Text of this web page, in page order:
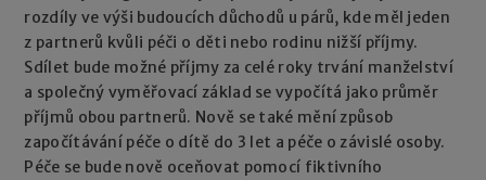
rozdíly ve výši budoucích důchodů u párů, kde měl jeden
z partnerů kvůli péči o děti nebo rodinu nižší příjmy.
Sdílet bude možné příjmy za celé roky trvání manželství
a společný vyměřovací základ se vypočítá jako průměr
příjmů obou partnerů. Nově se také mění způsob
započítávání péče o dítě do 3 let a péče o závislé osoby.
Péče se bude nově oceňovat pomocí fiktivního